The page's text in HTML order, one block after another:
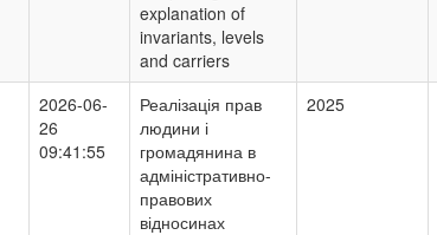
explanation of
invariants, levels
and carriers
2026-06-
26
09:41:55
Реалізація прав
людини і
громадянина в
адміністративно-
правових
відносинах
2025